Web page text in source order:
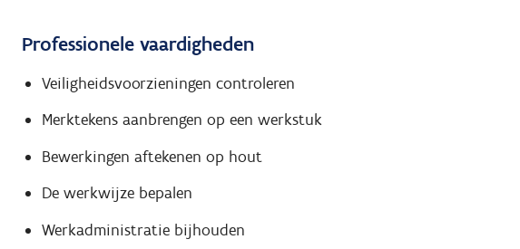
Professionele vaardigheden
Veiligheidsvoorzieningen controleren
Merktekens aanbrengen op een werkstuk
Bewerkingen aftekenen op hout
De werkwijze bepalen
Werkadministratie bijhouden